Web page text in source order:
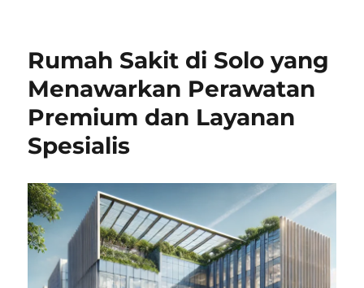
Rumah Sakit di Solo yang
Menawarkan Perawatan
Premium dan Layanan
Spesialis